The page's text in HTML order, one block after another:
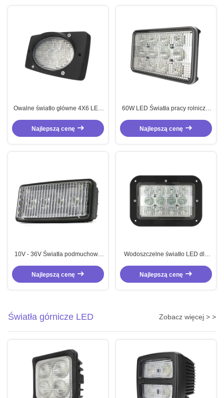
Owalne światło główne 4X6 LED
żurawi ciągnikowych terenowych
Najlepszą cenę
60W LED Światła pracy rolniczej
Najlepszą cenę
10V - 36V Światła podmuchowe
Najlepszą cenę
Wodoszczelne światło LED dla
Najlepszą cenę
Światła górnicze LED Zobacz więcej > >